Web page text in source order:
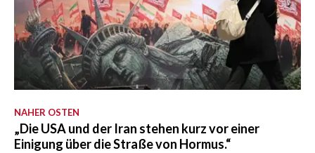
NAHER OSTEN
„Die USA und der Iran stehen kurz vor einer
Einigung über die Straße von Hormus.“